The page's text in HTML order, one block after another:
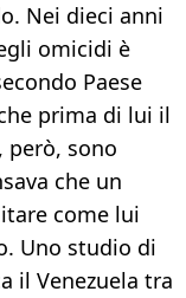
Nei dieci anni
omicidi è
Paese
prima di lui il
però, sono
che un
come lui
Uno studio di
il Venezuela tra